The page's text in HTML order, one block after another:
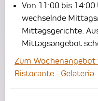
Von 11:00 bis
wechselnde
Mittagsgerichte.
Mittagsangebot
Zum Wochenangebot
Ristorante - Gelateria